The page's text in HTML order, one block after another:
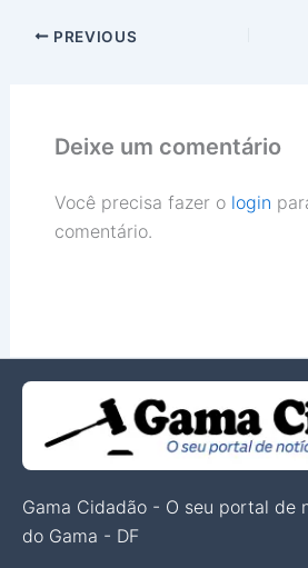
PREVIOUS
Deixe um comentário
Você precisa fazer o login
comentário.
Gama Cidadão - O seu portal de
do Gama - DF